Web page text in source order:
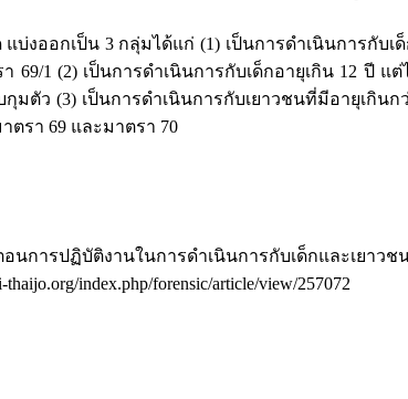
บ่งออกเป็น 3 กลุ่มได้แก่ (1) เป็นการดำเนินการกั
1 (2) เป็นการดำเนินการกับเด็กอายุเกิน 12 ปี
ว (3) เป็นการดำเนินการกับเยาวชนที่มีอายุเกิน
รา 69 และมาตรา 70
การปฏิบัติงานในการดำเนินการกับเด็กและเยาว
index.php/forensic/article/view/257072